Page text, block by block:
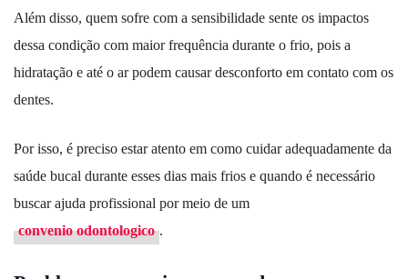
Além disso, quem sofre com a sensibilidade sente os impactos
dessa condição com maior frequência durante o frio, pois a
hidratação e até o ar podem causar desconforto em contato com os
dentes.
Por isso, é preciso estar atento em como cuidar adequadamente da
saúde bucal durante esses dias mais frios e quando é necessário
buscar ajuda profissional por meio de um
convenio odontologico .